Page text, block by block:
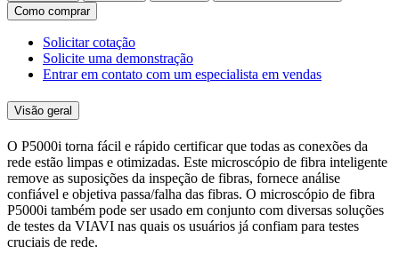
Como comprar
Solicitar cotação
Solicite uma demonstração
Entrar em contato com um especialista em vendas
Visão geral
O P5000i torna fácil e rápido certificar que todas as conexões da
rede estão limpas e otimizadas. Este microscópio de fibra inteligente
remove as suposições da inspeção de fibras, fornece análise
confiável e objetiva passa/falha das fibras. O microscópio de fibra
P5000i também pode ser usado em conjunto com diversas soluções
de testes da VIAVI nas quais os usuários já confiam para testes
cruciais de rede.